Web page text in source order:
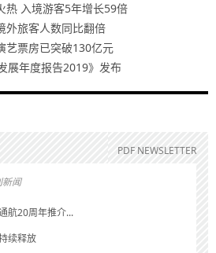
热 入境游客5年增长59倍
外旅客人数同比翻倍
艺票房已突破130亿元
展年度报告2019》发布
PDF NEWSLETTER
闻
航20周年推介...
续释放